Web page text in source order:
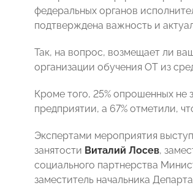
федеральных органов
подтверждена важность и
Так, на вопрос, возмещает ли
организации обучения ОТ из
Кроме того, 25% опрошенных не
предприятии, а 67% отметили,
Экспертами мероприятия
занятости Виталий Лосев,
социального партнерства
заместитель начальника